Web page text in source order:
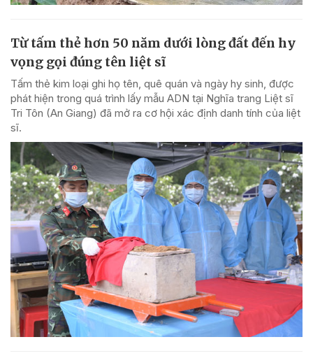
Từ tấm thẻ hơn 50 năm dưới lòng đất đến hy
vọng gọi đúng tên liệt sĩ
Tấm thẻ kim loại ghi họ tên, quê quán và ngày hy sinh, được
phát hiện trong quá trình lấy mẫu ADN tại Nghĩa trang Liệt sĩ
Tri Tôn (An Giang) đã mở ra cơ hội xác định danh tính của liệt
sĩ.